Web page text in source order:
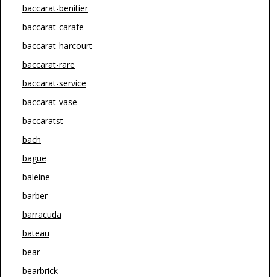
baccarat-benitier
baccarat-carafe
baccarat-harcourt
baccarat-rare
baccarat-service
baccarat-vase
baccaratst
bach
bague
baleine
barber
barracuda
bateau
bear
bearbrick